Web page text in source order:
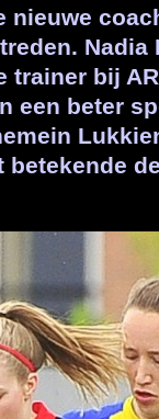
nieuwe
Nadia
trainer bij
een beter